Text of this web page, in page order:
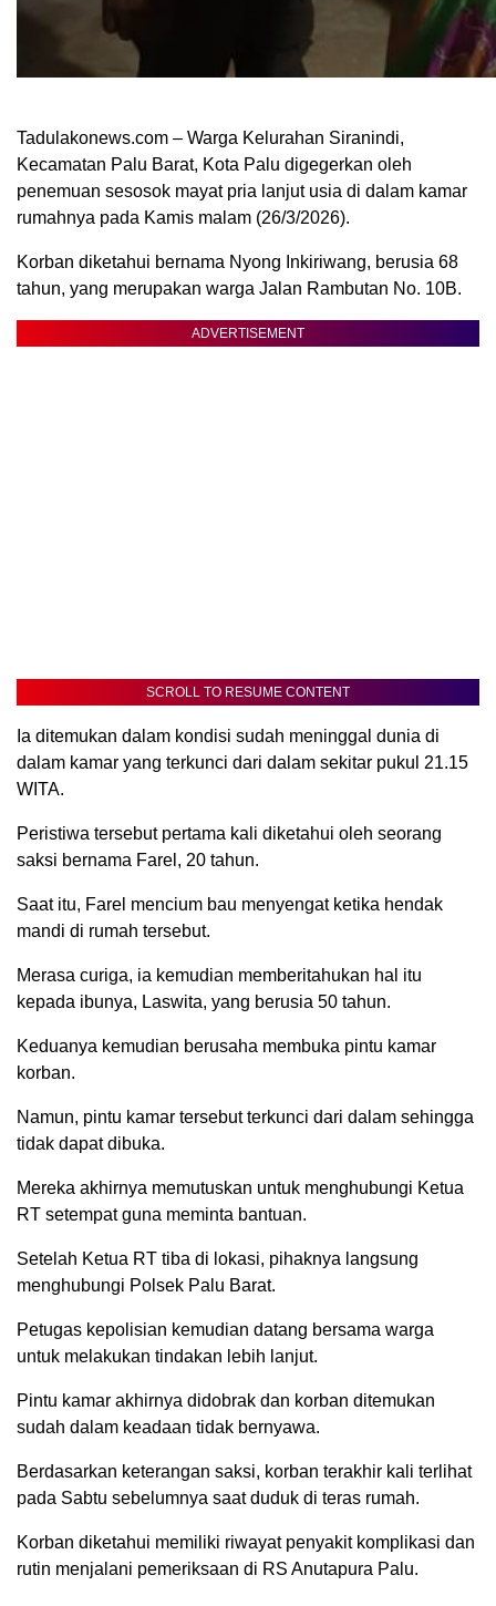
Tadulakonews.com – Warga Kelurahan Siranindi,
Kecamatan Palu Barat, Kota Palu digegerkan oleh
penemuan sesosok mayat pria lanjut usia di dalam kamar
rumahnya pada Kamis malam (26/3/2026).
Korban diketahui bernama Nyong Inkiriwang, berusia 68
tahun, yang merupakan warga Jalan Rambutan No. 10B.
ADVERTISEMENT
SCROLL TO RESUME CONTENT
Ia ditemukan dalam kondisi sudah meninggal dunia di
dalam kamar yang terkunci dari dalam sekitar pukul 21.15
WITA.
Peristiwa tersebut pertama kali diketahui oleh seorang
saksi bernama Farel, 20 tahun.
Saat itu, Farel mencium bau menyengat ketika hendak
mandi di rumah tersebut.
Merasa curiga, ia kemudian memberitahukan hal itu
kepada ibunya, Laswita, yang berusia 50 tahun.
Keduanya kemudian berusaha membuka pintu kamar
korban.
Namun, pintu kamar tersebut terkunci dari dalam sehingga
tidak dapat dibuka.
Mereka akhirnya memutuskan untuk menghubungi Ketua
RT setempat guna meminta bantuan.
Setelah Ketua RT tiba di lokasi, pihaknya langsung
menghubungi Polsek Palu Barat.
Petugas kepolisian kemudian datang bersama warga
untuk melakukan tindakan lebih lanjut.
Pintu kamar akhirnya didobrak dan korban ditemukan
sudah dalam keadaan tidak bernyawa.
Berdasarkan keterangan saksi, korban terakhir kali terlihat
pada Sabtu sebelumnya saat duduk di teras rumah.
Korban diketahui memiliki riwayat penyakit komplikasi dan
rutin menjalani pemeriksaan di RS Anutapura Palu.